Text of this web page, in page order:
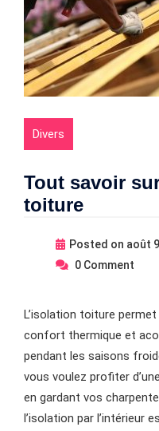
Divers
Tout savoir
toiture
Posted on août
0 Comment
L’isolation toiture
confort thermique et
pendant les saisons
vous voulez profiter
en gardant vos
l’isolation par l’intérieur